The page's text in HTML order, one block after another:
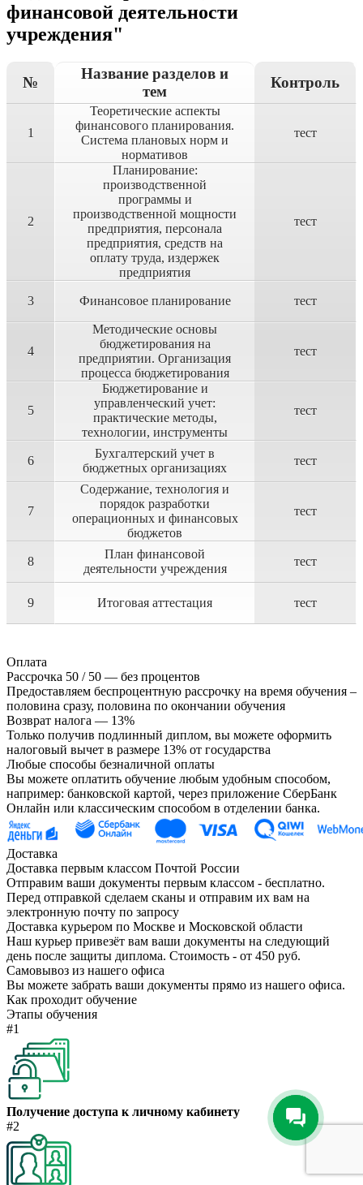
финансовой деятельности
учреждения"
№
Название разделов и
тем
Контроль
1
Теоретические аспекты
финансового планирования.
Система плановых норм и
нормативов
тест
2
Планирование:
производственной
программы и
производственной мощности
предприятия, персонала
предприятия, средств на
оплату труда, издержек
предприятия
тест
3 Финансовое планирование тест
4
Методические основы
бюджетирования на
предприятии. Организация
процесса бюджетирования
тест
5
Бюджетирование и
управленческий учет:
практические методы,
технологии, инструменты
тест
6
Бухгалтерский учет в
бюджетных организациях
тест
7
Содержание, технология и
порядок разработки
операционных и финансовых
бюджетов
тест
8
План финансовой
деятельности учреждения
тест
9 Итоговая аттестация тест
Оплата
Рассрочка 50 / 50 — без процентов
Предоставляем беспроцентную рассрочку на время обучения –
половина сразу, половина по окончании обучения
Возврат налога — 13%
Только получив подлинный диплом, вы можете оформить
налоговый вычет в размере 13% от государства
Любые способы безналичной оплаты
Вы можете оплатить обучение любым удобным способом,
например: банковской картой, через приложение СберБанк
Онлайн или классическим способом в отделении банка.
Доставка
Доставка первым классом Почтой России
Отправим ваши документы первым классом - бесплатно.
Перед отправкой сделаем сканы и отправим их вам на
электронную почту по запросу
Доставка курьером по Москве и Московской области
Наш курьер привезёт вам ваши документы на следующий
день после защиты диплома. Стоимость - от 450 руб.
Самовывоз из нашего офиса
Вы можете забрать ваши документы прямо из нашего офиса.
Как проходит обучение
Этапы обучения
#1
Получение доступа к личному кабинету
#2